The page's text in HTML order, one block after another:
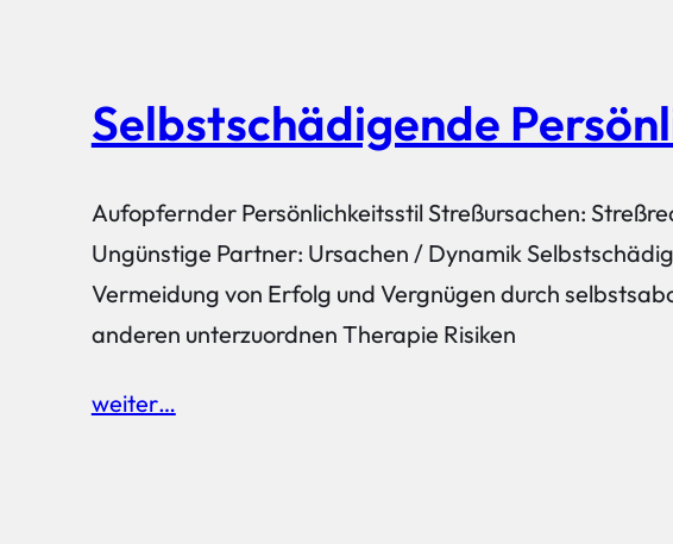
Selbstschädigende
Aufopfernder Persönlichkeitsstil Streßursachen:
Ungünstige Partner: Ursachen / Dynamik
Vermeidung von Erfolg und Vergnügen durch
anderen unterzuordnen Therapie Risiken
weiter…